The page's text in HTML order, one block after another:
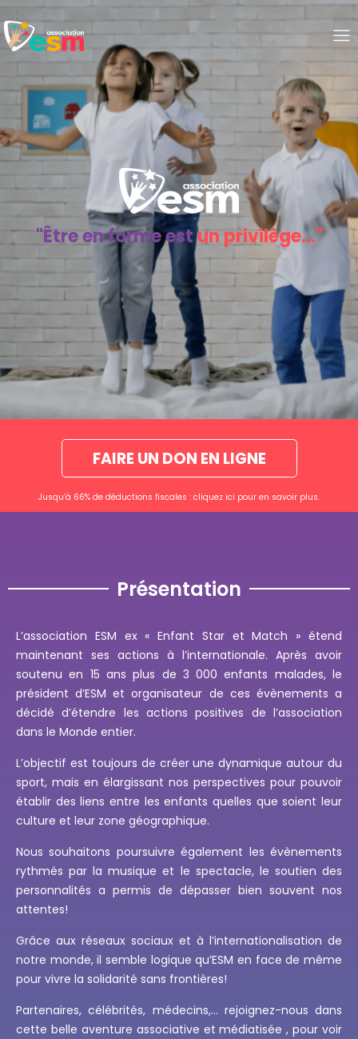
"Êtreenformeestun privilège..."
FAIRE UN DON EN LIGNE
Jusqu’à 66% de déductions fiscales : cliquez ici pour en savoir plus.
Présentation
L’association ESM ex « Enfant Star et Match » étend
maintenant ses actions à l’internationale. Après avoir
soutenu en 15 ans plus de 3 000 enfants malades, le
président d’ESM et organisateur de ces évènements a
décidé d’étendre les actions positives de l’association
dans le Monde entier.
L’objectif est toujours de créer une dynamique autour du
sport, mais en élargissant nos perspectives pour pouvoir
établir des liens entre les enfants quelles que soient leur
culture et leur zone géographique.
Nous souhaitons poursuivre également les évènements
rythmés par la musique et le spectacle, le soutien des
personnalités a permis de dépasser bien souvent nos
attentes!
Grâce aux réseaux sociaux et à l’internationalisation de
notre monde, il semble logique qu’ESM en face de même
pour vivre la solidarité sans frontières!
Partenaires, célébrités, médecins,… rejoignez-nous dans
cette belle aventure associative et médiatisée , pour voir